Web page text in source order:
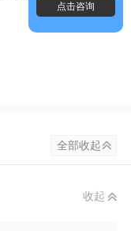
点击咨询
全部收起
收起